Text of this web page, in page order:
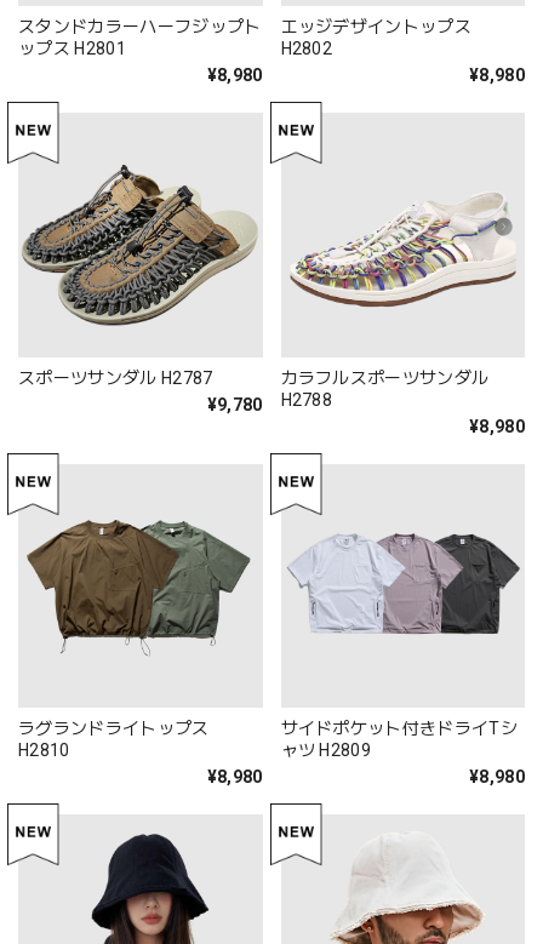
スタンドカラーハーフジップト
ップス H2801
¥8,980
エッジデザイントップス
H2802
¥8,980
スポーツサンダル H2787
¥9,780
カラフルスポーツサンダル
H2788
¥8,980
ラグランドライトップス
H2810
¥8,980
サイドポケット付きドライTシ
ャツ H2809
¥8,980